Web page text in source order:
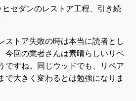
セダンのレストア工程、引き続
ストア失敗の時は本当に読者とし
今回の業者さんは素晴らしいリペ
ですね。同じウッドでも、リペア
で大きく変わるとは勉強になりま